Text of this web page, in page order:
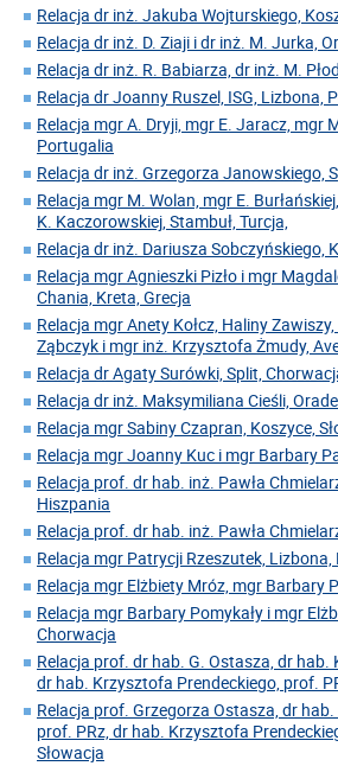
Relacja dr inż. Jakuba Wojturskiego,
Relacja dr inż. D. Ziaji i dr inż. M. Jurka,
Relacja dr inż. R. Babiarza, dr inż. M.
Relacja dr Joanny Ruszel, ISG, Lizbona,
Relacja mgr A. Dryji, mgr E. Jaracz, mgr
Portugalia
Relacja dr inż. Grzegorza Janowskiego,
Relacja mgr M. Wolan, mgr E.
K. Kaczorowskiej, Stambuł, Turcja,
Relacja dr inż. Dariusza Sobczyńskiego,
Relacja mgr Agnieszki Pizło i mgr
Chania, Kreta, Grecja
Relacja mgr Anety Kołcz, Haliny
Ząbczyk i mgr inż. Krzysztofa Żmudy,
Relacja dr Agaty Surówki, Split,
Relacja dr inż. Maksymiliana Cieśli,
Relacja mgr Sabiny Czapran, Koszyce,
Relacja mgr Joanny Kuc i mgr Barbary
Relacja prof. dr hab. inż. Pawła
Hiszpania
Relacja prof. dr hab. inż. Pawła
Relacja mgr Patrycji Rzeszutek,
Relacja mgr Elżbiety Mróz, mgr Barbary
Relacja mgr Barbary Pomykały i mgr
Chorwacja
Relacja prof. dr hab. G. Ostasza, dr hab.
dr hab. Krzysztofa Prendeckiego, prof.
Relacja prof. Grzegorza Ostasza, dr
prof. PRz, dr hab. Krzysztofa
Słowacja